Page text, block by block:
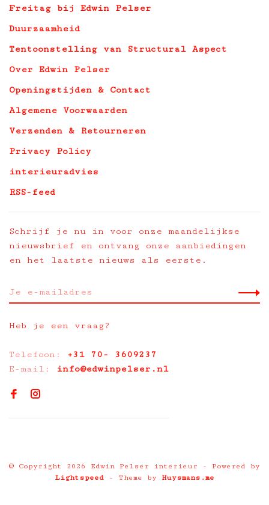
Freitag bij Edwin Pelser
Duurzaamheid
Tentoonstelling van Structural Aspect
Over Edwin Pelser
Openingstijden & Contact
Algemene Voorwaarden
Verzenden & Retourneren
Privacy Policy
interieuradvies
RSS-feed
Schrijf je nu in voor onze maandelijkse
nieuwsbrief en ontvang onze aanbiedingen
en het laatste nieuws als eerste.
Heb je een vraag?
Telefoon: +31 70- 3609237
E-mail:
info@edwinpelser.nl
© Copyright 2026 Edwin Pelser interieur
- Powered by
Lightspeed- Theme by Huysmans.me